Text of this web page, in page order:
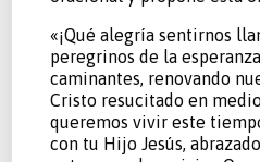
«¡Qué alegría sentirnos
peregrinos de la
caminantes, renovando
Cristo resucitado en
queremos vivir este
con tu Hijo Jesús,